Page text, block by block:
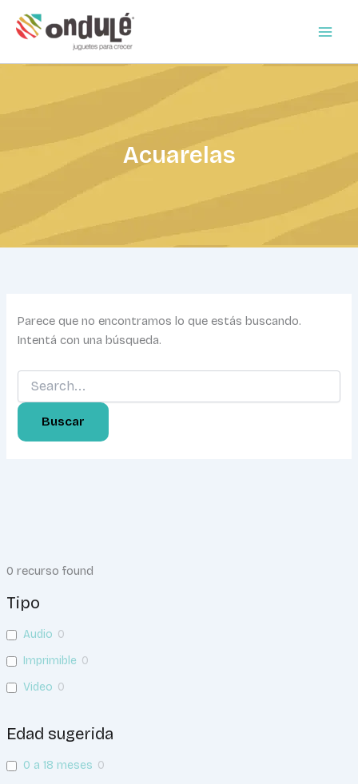
Acuarelas
0 recurso found
Tipo
Audio 0
Imprimible 0
Video 0
Edad sugerida
0 a 18 meses 0
Parece que no encontramos lo que estás buscando.
Intentá con una búsqueda.
por: